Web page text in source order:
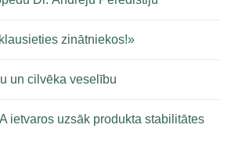
zinātniekos!»
un cilvēka veselību
ietvaros uzsāk produkta stabilitātes